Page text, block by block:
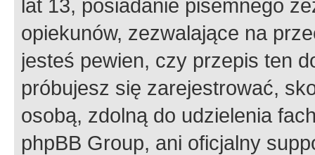
lat 13, posiadanie pisemnego
opiekunów, zezwalające na
jesteś pewien, czy przepis ten
próbujesz się zarejestrować,
osobą, zdolną do udzielenia
phpBB Group, ani oficjalny